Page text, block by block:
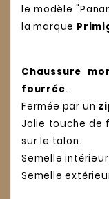
le modèle
la marque
Chaussure
fourrée.
Fermée par un
Jolie touche de
sur le talon.
Semelle
Semelle